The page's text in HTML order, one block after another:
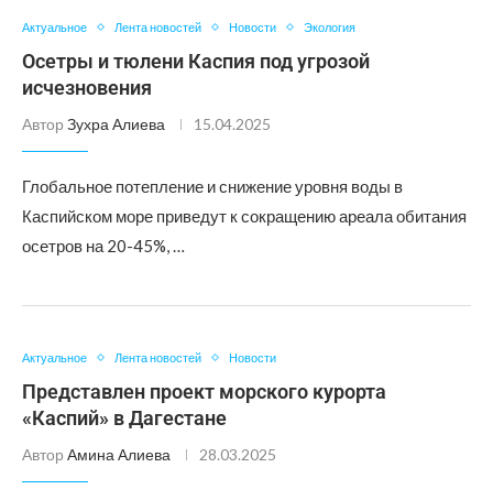
Актуальное Лента новостей Новости Экология
Осетры и тюлени Каспия под угрозой
исчезновения
Автор Зухра Алиева 15.04.2025
Глобальное потепление и снижение уровня воды в
Каспийском море приведут к сокращению ареала обитания
осетров на 20-45%, …
Актуальное Лента новостей Новости
Представлен проект морского курорта
«Каспий» в Дагестане
Автор Амина Алиева 28.03.2025